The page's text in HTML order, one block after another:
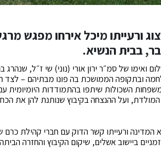
ורעייתו מיכל אירחו מפגש
בבית הנשיא.
ואימו של סמ״ר ירון אורי (נוני) שי ז״ל,
ובתקופה הממושכת בה פונו מבתיהם – לצד
השכולות שיתפו בהתמודדות היומיומית
ועל ההנצחה בקיבוץ שנותנת להן את
ורעייתו קשר הדוק עם חברי קהילת כרם
ביישוב אשלים, שיקום הקיבוץ והחזרה